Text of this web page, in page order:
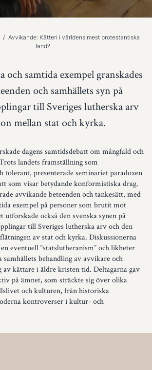
/ Avvikande: Kätteri i världens mest protestantiska
land?
och samtida exempel granskades
och samhällets syn på
till Sveriges lutherska arv
mellan stat och kyrka.
dagens samtidsdebatt om mångfald och
landets framställning som
tolerant, presenterade seminariet paradoxen
som visar betydande konformistiska drag.
avvikande beteenden och tankesätt, med
exempel på personer som brutit mot
utforskade också den svenska synen på
till Sveriges lutherska arv och den
av stat och kyrka. Diskussionerna
eventuell “statslutheranism” och likheter
samhällets behandling av avvikare och
av kättare i äldre kristen tid. Deltagarna gav
på ämnet, som sträckte sig över olika
och kulturen, från historiska
kontroverser i kultur- och